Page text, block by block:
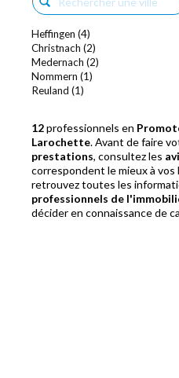
Heffingen (4)
Christnach (2)
Medernach (2)
Nommern (1)
Reuland (1)
12professionnels en
Larochette. Avant de faire
prestations, consultez les
correspondent le mieux à vos
retrouvez toutes les
professionnels de
décider en connaissance de